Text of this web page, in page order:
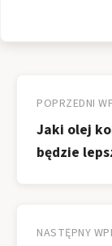
wpisu
POPRZEDNI
Jaki olej
będzie
NASTĘPNY